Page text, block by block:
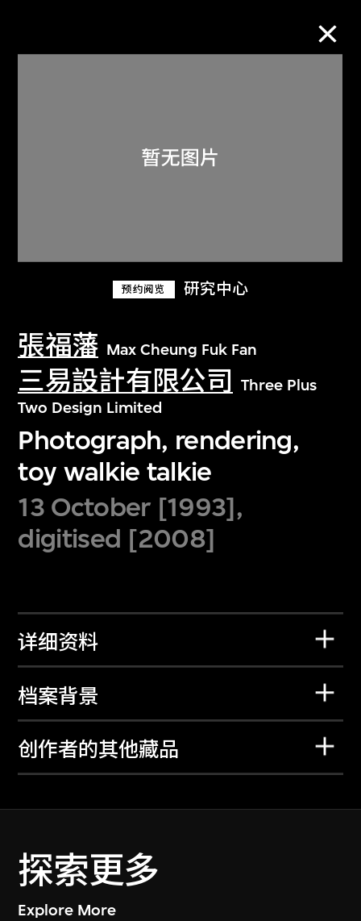
预约阅览 研究中心
張福藩 Max Cheung Fuk Fan
三易設計有限公司
Three Plus
Two Design Limited
Photograph, rendering,
toy walkie talkie
13 October [1993],
digitised [2008]
详细资料
档案背景
创作者的其他藏品
探索更多
Explore More
关于M+藏品
探索世界顶级的二十及二十一世纪视觉
文化藏品。